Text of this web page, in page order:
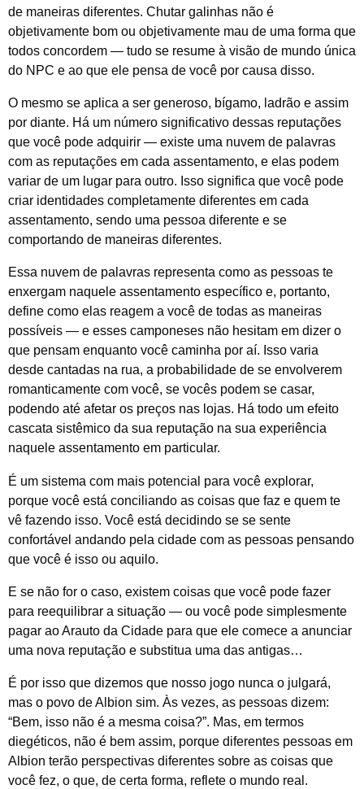
de maneiras diferentes. Chutar galinhas não é
objetivamente bom ou objetivamente mau de uma forma que
todos concordem — tudo se resume à visão de mundo única
do NPC e ao que ele pensa de você por causa disso.
O mesmo se aplica a ser generoso, bígamo, ladrão e assim
por diante. Há um número significativo dessas reputações
que você pode adquirir — existe uma nuvem de palavras
com as reputações em cada assentamento, e elas podem
variar de um lugar para outro. Isso significa que você pode
criar identidades completamente diferentes em cada
assentamento, sendo uma pessoa diferente e se
comportando de maneiras diferentes.
Essa nuvem de palavras representa como as pessoas te
enxergam naquele assentamento específico e, portanto,
define como elas reagem a você de todas as maneiras
possíveis — e esses camponeses não hesitam em dizer o
que pensam enquanto você caminha por aí. Isso varia
desde cantadas na rua, a probabilidade de se envolverem
romanticamente com você, se vocês podem se casar,
podendo até afetar os preços nas lojas. Há todo um efeito
cascata sistêmico da sua reputação na sua experiência
naquele assentamento em particular.
É um sistema com mais potencial para você explorar,
porque você está conciliando as coisas que faz e quem te
vê fazendo isso. Você está decidindo se se sente
confortável andando pela cidade com as pessoas pensando
que você é isso ou aquilo.
E se não for o caso, existem coisas que você pode fazer
para reequilibrar a situação — ou você pode simplesmente
pagar ao Arauto da Cidade para que ele comece a anunciar
uma nova reputação e substitua uma das antigas…
É por isso que dizemos que nosso jogo nunca o julgará,
mas o povo de Albion sim. Às vezes, as pessoas dizem:
“Bem, isso não é a mesma coisa?”. Mas, em termos
diegéticos, não é bem assim, porque diferentes pessoas em
Albion terão perspectivas diferentes sobre as coisas que
você fez, o que, de certa forma, reflete o mundo real.